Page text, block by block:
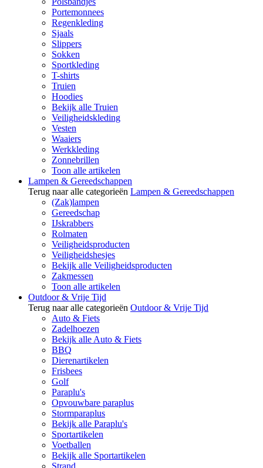
Portemonnees
Regenkleding
Sjaals
Slippers
Sokken
Sportkleding
T-shirts
Truien
Hoodies
Bekijk alle Truien
Veiligheidskleding
Vesten
Waaiers
Werkkleding
Zonnebrillen
Toon alle artikelen
Lampen & Gereedschappen
Terug naar alle categorieën Lampen & Gereedschappen
(Zak)lampen
Gereedschap
IJskrabbers
Rolmaten
Veiligheidsproducten
Veiligheidshesjes
Bekijk alle Veiligheidsproducten
Zakmessen
Toon alle artikelen
Outdoor & Vrije Tijd
Terug naar alle categorieën Outdoor & Vrije Tijd
Auto & Fiets
Zadelhoezen
Bekijk alle Auto & Fiets
BBQ
Dierenartikelen
Frisbees
Golf
Paraplu's
Opvouwbare paraplus
Stormparaplus
Bekijk alle Paraplu's
Sportartikelen
Voetballen
Bekijk alle Sportartikelen
Strand